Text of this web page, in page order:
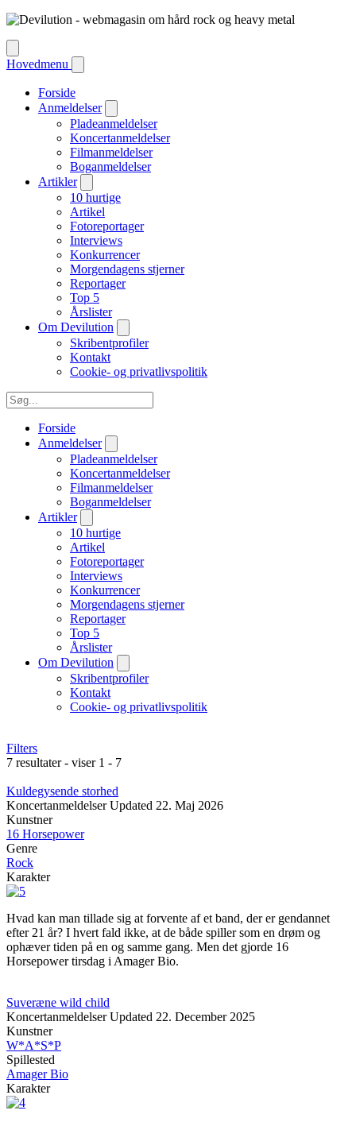
Hovedmenu
Forside
Anmeldelser
Pladeanmeldelser
Koncertanmeldelser
Filmanmeldelser
Boganmeldelser
Artikler
10 hurtige
Artikel
Fotoreportager
Interviews
Konkurrencer
Morgendagens stjerner
Reportager
Top 5
Årslister
Om Devilution
Skribentprofiler
Kontakt
Cookie- og privatlivspolitik
Forside
Anmeldelser
Pladeanmeldelser
Koncertanmeldelser
Filmanmeldelser
Boganmeldelser
Artikler
10 hurtige
Artikel
Fotoreportager
Interviews
Konkurrencer
Morgendagens stjerner
Reportager
Top 5
Årslister
Om Devilution
Skribentprofiler
Kontakt
Cookie- og privatlivspolitik
Filters
7 resultater - viser 1 - 7
Kuldegysende storhed
Koncertanmeldelser Updated 22. Maj 2026
Kunstner
16 Horsepower
Genre
Rock
Karakter
Hvad kan man tillade sig at forvente af et band, der er gendannet
efter 21 år? I hvert fald ikke, at de både spiller som en drøm og
ophæver tiden på en og samme gang. Men det gjorde 16
Horsepower tirsdag i Amager Bio.
Suveræne wild child
Koncertanmeldelser Updated 22. December 2025
Kunstner
W*A*S*P
Spillested
Amager Bio
Karakter